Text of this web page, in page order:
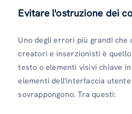
Evitare l'ostruzione dei
Uno degli errori più grandi che
creatori e inserzionisti è
testo o elementi visivi chiave
elementi dell'interfaccia utente
sovrappongono. Tra questi: